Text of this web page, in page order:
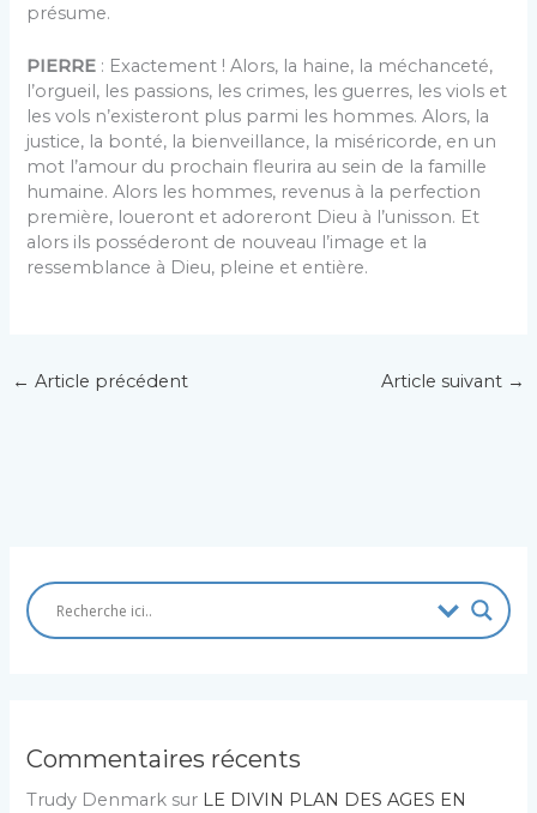
présume.
PIERRE : Exactement ! Alors, la haine, la méchanceté,
l’orgueil, les passions, les crimes, les guerres, les viols et
les vols n’existeront plus parmi les hommes. Alors, la
justice, la bonté, la bienveillance, la miséricorde, en un
mot l’amour du prochain fleurira au sein de la famille
humaine. Alors les hommes, revenus à la perfection
première, loueront et adoreront Dieu à l’unisson. Et
alors ils posséderont de nouveau l’image et la
ressemblance à Dieu, pleine et entière.
← Article précédent Article suivant →
Commentaires récents
Trudy Denmark sur LE DIVIN PLAN DES AGES EN